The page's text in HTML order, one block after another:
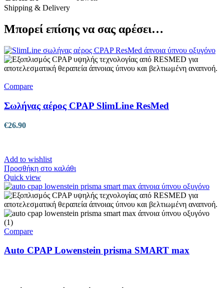
Shipping & Delivery
Μπορεί επίσης να σας αρέσει…
Compare
Σωλήνας αέρος CPAP SlimLine ResMed
€26.90
Add to wishlist
Προσθήκη στο καλάθι
Quick view
Compare
Auto CPAP Lowenstein prisma SMART max